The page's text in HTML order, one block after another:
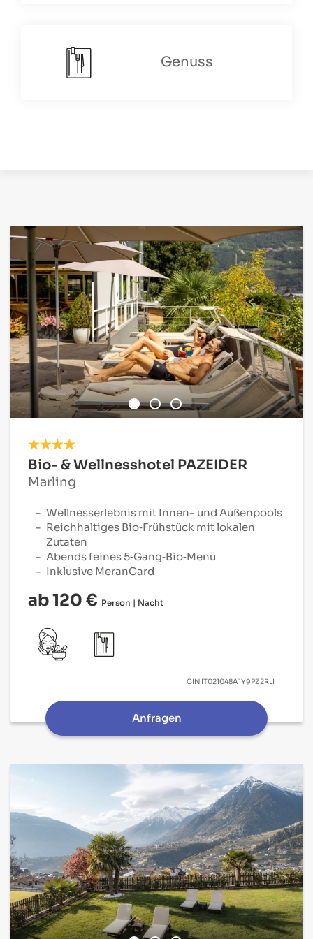
Genuss
Bio- & Wellnesshotel PAZEIDER
Marling
Wellnesserlebnis mit Innen- und Außenpools
Reichhaltiges Bio‑Frühstück mit lokalen
Zutaten
Abends feines 5‑Gang‑Bio‑Menü
Inklusive MeranCard
ab 120 € Person | Nacht
CIN IT021048A1Y9PZ2RLI
Anfragen